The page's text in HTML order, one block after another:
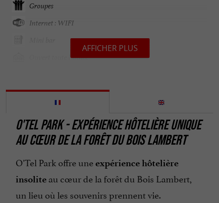
Groupes
Internet : WIFI
Ouvert toute l'année
Parle anglais
Restaurant
Salle de Séminaire
Terrasse
Télévision : oui
AFFICHER PLUS
O'TEL PARK - EXPÉRIENCE HÔTELIÈRE UNIQUE
AU CŒUR DE LA FORÊT DU BOIS LAMBERT
O'Tel Park offre uneexpérience hôtelière
insolite au cœur de la forêt du Bois Lambert,
un lieu où les souvenirs prennent vie.